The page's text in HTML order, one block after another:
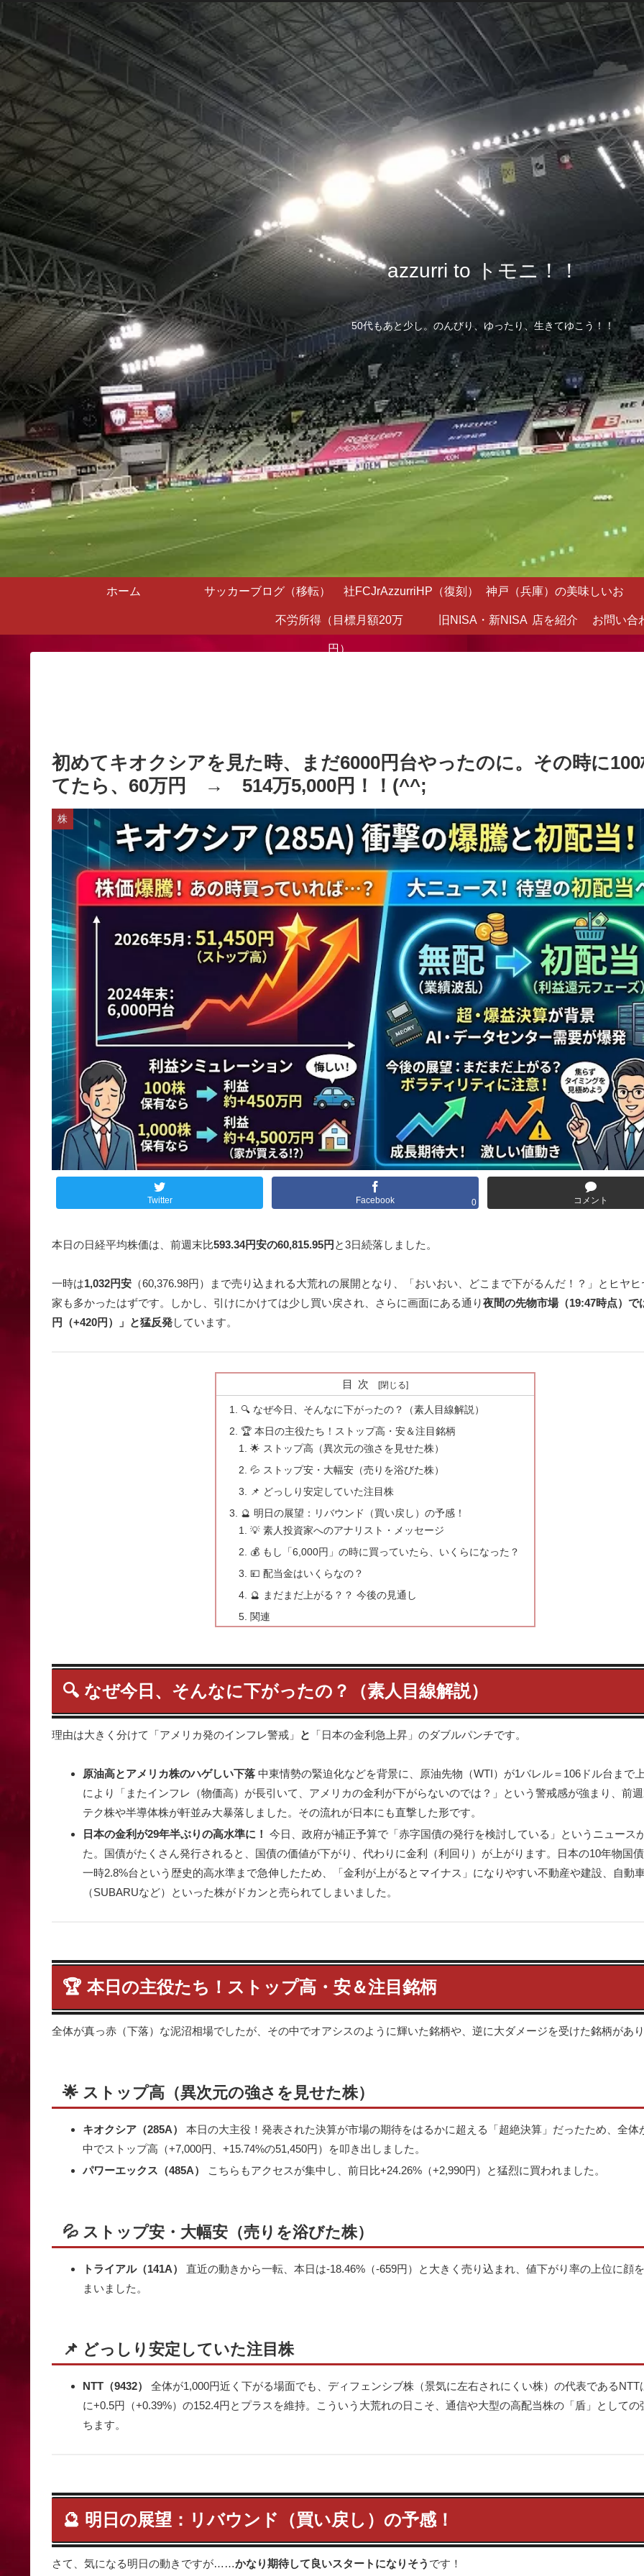
azzurri to トモニ！！
50代もあと少し。のんびり、ゆったり、生きてゆこう！！
ホーム サッカーブログ（移転） 社FCJrAzzurriHP（復刻） 神戸（兵庫）の美味しいお
店を紹介
不労所得（目標月額20万
円）
旧NISA・新NISA お問い合
初めてキオクシアを見た時、まだ6000円台やったのに。その時に
てたら、60万円 → 514万5,000円！！(^^;
株
Twitter Facebook 0 コメント
本日の日経平均株価は、前週末比593.34円安の60,815.95円 と3日続落しました。
一時は1,032円安 （60,376.98円）まで売り込まれる大荒れの展開となり、「おいおい、どこまで下がるんだ！？」とヒヤ
家も多かったはずです。しかし、引けにかけては少し買い戻され、さらに画面にある通り夜間の先物市場（19:47時点）で
円（+420円）」と猛反発しています。
目次
🔍 なぜ今日、そんなに下がったの？（素人目線解説）
🏆 本日の主役たち！ストップ高・安＆注目銘柄
🌟 ストップ高（異次元の強さを見せた株）
💦 ストップ安・大幅安（売りを浴びた株）
📌 どっしり安定していた注目株
🔮 明日の展望：リバウンド（買い戻し）の予感！
💡 素人投資家へのアナリスト・メッセージ
💰 もし「6,000円」の時に買っていたら、いくらになった？
💴 配当金はいくらなの？
🔮 まだまだ上がる？？ 今後の見通し
関連
🔍 なぜ今日、そんなに下がったの？（素人目線解説）
理由は大きく分けて「アメリカ発のインフレ警戒」 と 「日本の金利急上昇」のダブルパンチです。
原油高とアメリカ株のハゲしい下落 中東情勢の緊迫化などを背景に、原油先物（WTI）が1バレル＝106ドル台まで
により「またインフレ（物価高）が長引いて、アメリカの金利が下がらないのでは？」という警戒感が強まり、前
テク株や半導体株が軒並み大暴落しました。その流れが日本にも直撃した形です。
日本の金利が29年半ぶりの高水準に！ 今日、政府が補正予算で「赤字国債の発行を検討している」というニュース
た。国債がたくさん発行されると、国債の価値が下がり、代わりに金利（利回り）が上がります。日本の10年物国
一時2.8%台という歴史的高水準まで急伸したため、「金利が上がるとマイナス」になりやすい不動産や建設、自動
（SUBARUなど）といった株がドカンと売られてしまいました。
🏆 本日の主役たち！ストップ高・安＆注目銘柄
全体が真っ赤（下落）な泥沼相場でしたが、その中でオアシスのように輝いた銘柄や、逆に大ダメージを受けた銘柄があ
🌟 ストップ高（異次元の強さを見せた株）
キオクシア（285A）
本日の大主役！発表された決算が市場の期待をはるかに超える「超絶決算」だったため、全体
中でストップ高（+7,000円、+15.74%の51,450円）を叩き出しました。
パワーエックス（485A）
こちらもアクセスが集中し、前日比+24.26%（+2,990円）と猛烈に買われました。
💦 ストップ安・大幅安（売りを浴びた株）
トライアル（141A）
直近の動きから一転、本日は-18.46%（-659円）と大きく売り込まれ、値下がり率の上位に顔
まいました。
📌 どっしり安定していた注目株
NTT（9432）
全体が1,000円近く下がる場面でも、ディフェンシブ株（景気に左右されにくい株）の代表であるNTT
に+0.5円（+0.39%）の152.4円とプラスを維持。こういう大荒れの日こそ、通信や大型の高配当株の「盾」としての
ちます。
🔮 明日の展望：リバウンド（買い戻し）の予感！
さて、気になる明日の動きですが……かなり期待して良いスタートになりそう です！